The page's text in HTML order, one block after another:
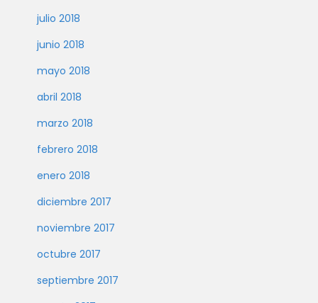
julio 2018
junio 2018
mayo 2018
abril 2018
marzo 2018
febrero 2018
enero 2018
diciembre 2017
noviembre 2017
octubre 2017
septiembre 2017